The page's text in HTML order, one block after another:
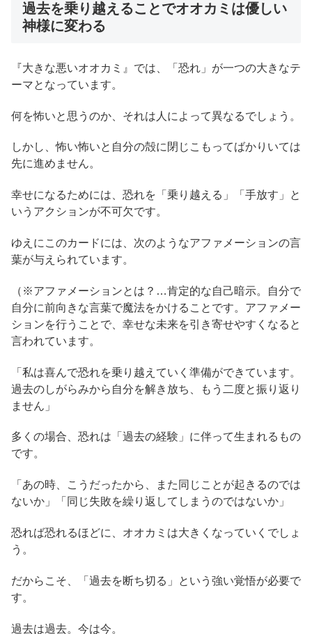
過去を乗り越えることでオオカミは優しい
神様に変わる
『大きな悪いオオカミ』では、「恐れ」が一つの大きなテ
ーマとなっています。
何を怖いと思うのか、それは人によって異なるでしょう。
しかし、怖い怖いと自分の殻に閉じこもってばかりいては
先に進めません。
幸せになるためには、恐れを「乗り越える」「手放す」と
いうアクションが不可欠です。
ゆえにこのカードには、次のようなアファメーションの言
葉が与えられています。
（※アファメーションとは？…肯定的な自己暗示。自分で
自分に前向きな言葉で魔法をかけることです。アファメー
ションを行うことで、幸せな未来を引き寄せやすくなると
言われています。
「私は喜んで恐れを乗り越えていく準備ができています。
過去のしがらみから自分を解き放ち、もう二度と振り返り
ません」
多くの場合、恐れは「過去の経験」に伴って生まれるもの
です。
「あの時、こうだったから、また同じことが起きるのでは
ないか」「同じ失敗を繰り返してしまうのではないか」
恐れば恐れるほどに、オオカミは大きくなっていくでしょ
う。
だからこそ、「過去を断ち切る」という強い覚悟が必要で
す。
過去は過去。今は今。